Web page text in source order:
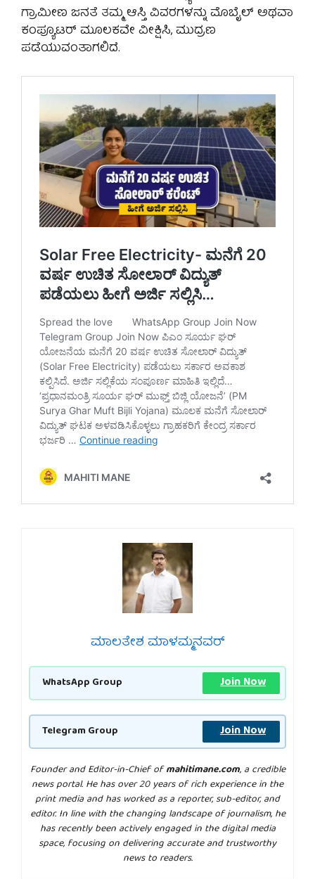
ಗ್ರಾಮೀಣ ಜನತೆ ತಮ್ಮ ಆಸ್ತಿ ವಿವರಗಳನ್ನು ಮೊಬೈಲ್ ಅಥವಾ
ಕಂಪ್ಯೂಟರ್ ಮೂಲಕವೇ ವೀಕ್ಷಿಸಿ, ಮುದ್ರಣ
ಪಡೆಯುವಂತಾಗಲಿದೆ.
ಮಾಲತೇಶ ಮಾಳಮ್ಮನವರ್
WhatsApp Group Join Now
Telegram Group Join Now
Founder and Editor-in-Chief ofmahitimane.com, a credible
news portal. He has over 20 years of rich experience in the
print media and has worked as a reporter, sub-editor, and
editor. In line with the changing landscape of journalism, he
has recently been actively engaged in the digital media
space, focusing on delivering accurate and trustworthy
news to readers.